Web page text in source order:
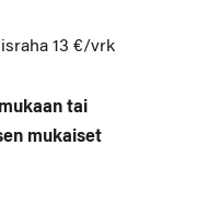
13 €/vrk
tai
mukaiset